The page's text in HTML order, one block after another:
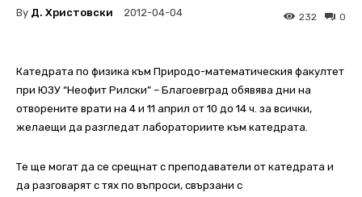
By Д. Христовски 2012-04-04 0
232
Катедрата по физика към Природо-математическия факултет
при ЮЗУ “Неофит Рилски” – Благоевград обявява дни на
отворените врати на 4 и 11 април от 10 до 14 ч. за всички,
желаещи да разгледат лабораториите към катедрата.
Те ще могат да се срещнат с преподаватели от катедрата и
да разговарят с тях по въпроси, свързани с